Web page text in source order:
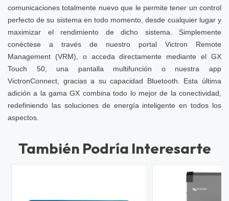
comunicaciones totalmente nuevo que le permite tener un control
perfecto de su sistema en todo momento, desde cualquier lugar y
maximizar el rendimiento de dicho sistema. Simplemente
conéctese a través de nuestro portal Victron Remote
Management (VRM), o acceda directamente mediante el GX
Touch 50, una pantalla multifunción o nuestra app
VictronConnect, gracias a su capacidad Bluetooth. Esta última
adición a la gama GX combina todo lo mejor de la conectividad,
redefiniendo las soluciones de energía inteligente en todos los
aspectos.
También Podría Interesarte